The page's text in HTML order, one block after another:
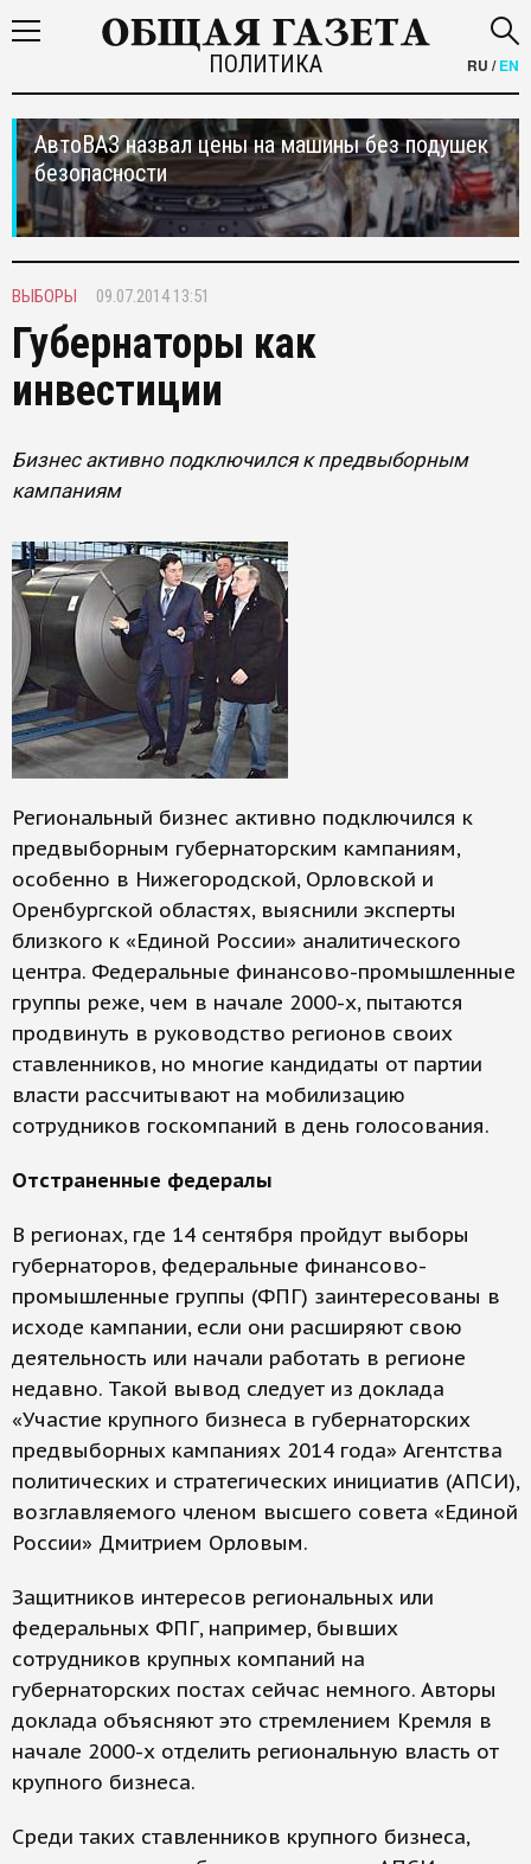
ПОЛИТИКА RU /EN
АвтоВАЗ назвал цены на машины без подушек
безопасности
ВЫБОРЫ 09.07.2014 13:51
Губернаторы как
инвестиции
Бизнес активно подключился к предвыборным
кампаниям
Региональный бизнес активно подключился к
предвыборным губернаторским кампаниям,
особенно в Нижегородской, Орловской и
Оренбургской областях, выяснили эксперты
близкого к «Единой России» аналитического
центра. Федеральные финансово-промышленные
группы реже, чем в начале 2000-х, пытаются
продвинуть в руководство регионов своих
ставленников, но многие кандидаты от партии
власти рассчитывают на мобилизацию
сотрудников госкомпаний в день голосования.
Отстраненные федералы
В регионах, где 14 сентября пройдут выборы
губернаторов, федеральные финансово-
промышленные группы (ФПГ) заинтересованы в
исходе кампании, если они расширяют свою
деятельность или начали работать в регионе
недавно. Такой вывод следует из доклада
«Участие крупного бизнеса в губернаторских
предвыборных кампаниях 2014 года» Агентства
политических и стратегических инициатив (АПСИ),
возглавляемого членом высшего совета «Единой
России» Дмитрием Орловым.
Защитников интересов региональных или
федеральных ФПГ, например, бывших
сотрудников крупных компаний на
губернаторских постах сейчас немного. Авторы
доклада объясняют это стремлением Кремля в
начале 2000-х отделить региональную власть от
крупного бизнеса.
Среди таких ставленников крупного бизнеса,